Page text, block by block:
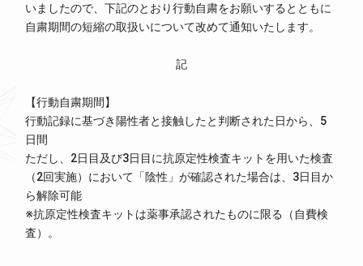
いましたので、下記のとおり行動自粛をお願いするとともに
自粛期間の短縮の取扱いについて改めて通知いたします。
記
【行動自粛期間】
行動記録に基づき陽性者と接触したと判断された日から、5
日間
ただし、2日目及び3日目に抗原定性検査キットを用いた検査
（2回実施）において「陰性」が確認された場合は、3日目か
ら解除可能
※抗原定性検査キットは薬事承認されたものに限る（自費検
査）。